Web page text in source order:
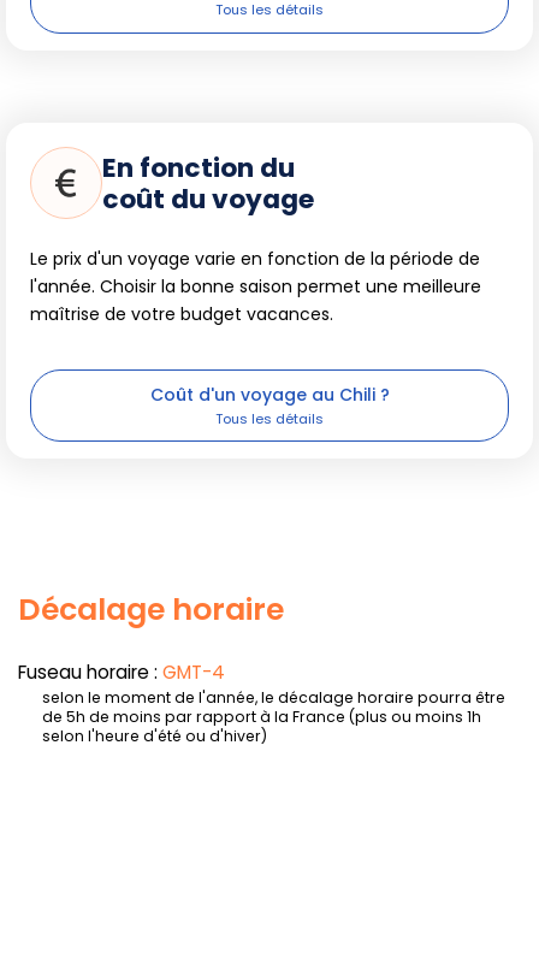
En fonction du
coût du voyage
Le prix d'un voyage varie en fonction de la période de
l'année. Choisir la bonne saison permet une meilleure
maîtrise de votre budget vacances.
Coût d'un voyage au Chili ?
Décalage horaire
Fuseau horaire : GMT-4
selon le moment de l'année, le décalage horaire pourra être
de 5h de moins par rapport à la France (plus ou moins 1h
selon l'heure d'été ou d'hiver)